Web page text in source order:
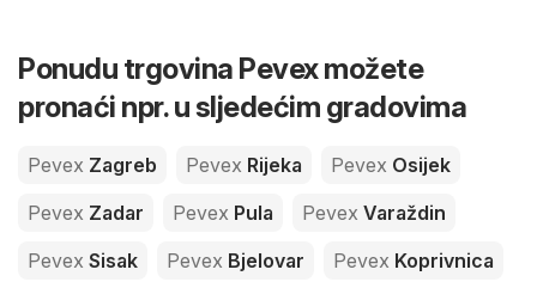
Ponudu trgovina Pevex možete
pronaći npr. u sljedećim gradovima
Pevex Zagreb Pevex Rijeka Pevex Osijek
Pevex Zadar Pevex Pula Pevex Varaždin
Pevex Sisak Pevex Bjelovar Pevex Koprivnica